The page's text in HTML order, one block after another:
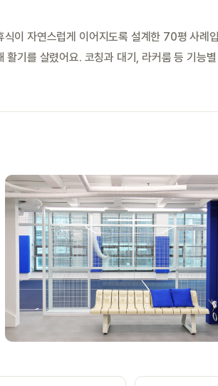
식이 자연스럽게 이어지도록 설계한 70평 사
기를 살렸어요. 코칭과 대기, 라커룸 등 기능